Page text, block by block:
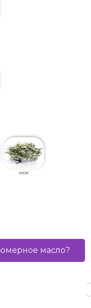
МОХ
масло?